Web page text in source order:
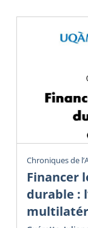
Chroniques de
Financer
durable :